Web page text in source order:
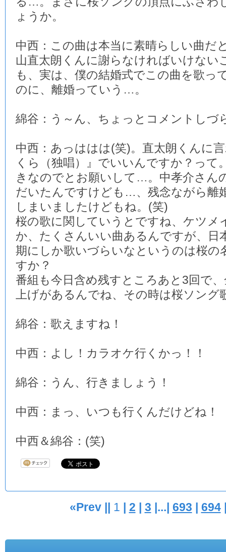
ょうか。
中西：この曲は本当に素晴らしい曲だ
山直太朗くんに謝らなければいけない
も、実は、僕の結婚式でこの曲を歌っ
のに、離婚っていう…。
綿谷：う～ん、ちょっとコメントしづ
中西：あっははは(笑)。直太朗くんに
くら（独唱）』でいいんですか？って
きなのでとお願いして…。中孝介さん
だいたんですけども…、残念ながら離
しまいましたけどもね。(笑)
桜の歌に関していうとですね、ケツメ
か、たくさんいい曲あるんですが、日
期にしか歌いづらいなというのは桜の
すか？
番組も今日含め残すところあと3回で
上げがあるんでね、その時は桜ソング
綿谷：歌えますね！
中西：よし！カラオケ行くかっ！！
綿谷：うん、行きましょう！
中西：まっ、いつも行くんだけどね！
中西＆綿谷：(笑)
«Prev || 1 | 2 | 3 |...| 693 | 694